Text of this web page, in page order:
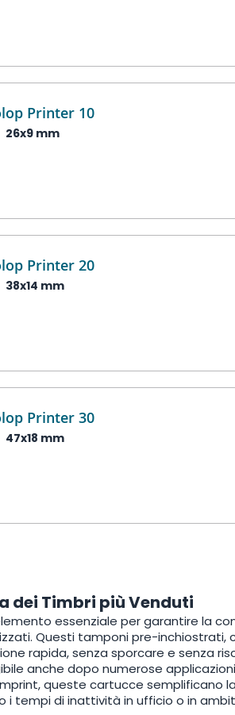
Printer 10
26x9 mm
Printer 20
38x14 mm
Printer 30
47x18 mm
dei Timbri più Venduti
essenziale per garantire la
Questi tamponi pre-inchiostrati,
rapida, senza sporcare e senza
anche dopo numerose
queste cartucce semplificano
i tempi di inattività in ufficio o in